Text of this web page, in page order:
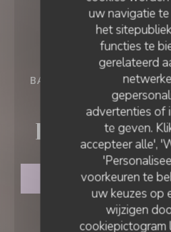
uw navigatie
het
functies te
gerelateerd
advertenties of
te geven.
accepteer alle',
voorkeuren te
uw keuzes op
wijzigen
cookiepictogram
BAR - RESTAURANT -
La Paulée
RESERVEER
LA PAULÉE